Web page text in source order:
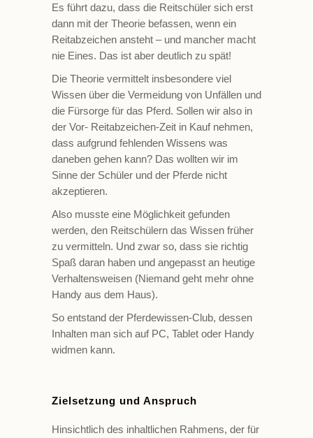
Es führt dazu, dass die Reitschüler sich erst
dann mit der Theorie befassen, wenn ein
Reitabzeichen ansteht – und mancher macht
nie Eines. Das ist aber deutlich zu spät!
Die Theorie vermittelt insbesondere viel
Wissen über die Vermeidung von Unfällen und
die Fürsorge für das Pferd. Sollen wir also in
der Vor- Reitabzeichen-Zeit in Kauf nehmen,
dass aufgrund fehlenden Wissens was
daneben gehen kann? Das wollten wir im
Sinne der Schüler und der Pferde nicht
akzeptieren.
Also musste eine Möglichkeit gefunden
werden, den Reitschülern das Wissen früher
zu vermitteln. Und zwar so, dass sie richtig
Spaß daran haben und angepasst an heutige
Verhaltensweisen (Niemand geht mehr ohne
Handy aus dem Haus).
So entstand der Pferdewissen-Club, dessen
Inhalten man sich auf PC, Tablet oder Handy
widmen kann.
Zielsetzung und Anspruch
Hinsichtlich des inhaltlichen Rahmens, der für